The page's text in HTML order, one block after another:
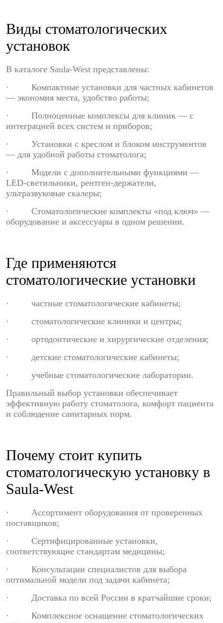
Виды стоматологических
установок
В каталоге Saula-West представлены:
· Компактные установки для частных кабинетов
— экономия места, удобство работы;
· Полноценные комплексы для клиник — с
интеграцией всех систем и приборов;
· Установки с креслом и блоком инструментов
— для удобной работы стоматолога;
· Модели с дополнительными функциями —
LED-светильники, рентген-держатели,
ультразвуковые скалеры;
· Стоматологические комплекты «под ключ» —
оборудование и аксессуары в одном решении.
Где применяются
стоматологические установки
· частные стоматологические кабинеты;
· стоматологические клиники и центры;
· ортодонтические и хирургические отделения;
· детские стоматологические кабинеты;
· учебные стоматологические лаборатории.
Правильный выбор установки обеспечивает
эффективную работу стоматолога, комфорт пациента
и соблюдение санитарных норм.
Почему стоит купить
стоматологическую установку в
Saula-West
· Ассортимент оборудования от проверенных
поставщиков;
· Сертифицированные установки,
соответствующие стандартам медицины;
· Консультации специалистов для выбора
оптимальной модели под задачи кабинета;
· Доставка по всей России в кратчайшие сроки;
· Комплексное оснащение стоматологических